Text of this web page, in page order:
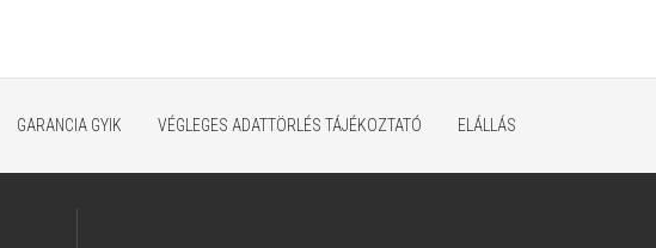
GARANCIA GYIK VÉGLEGES ADATTÖRLÉS TÁJÉKOZTATÓ ELÁLLÁS